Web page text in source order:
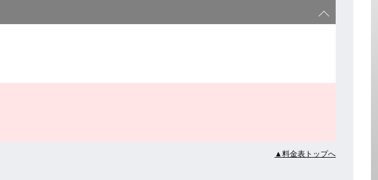
▲料金表トップへ